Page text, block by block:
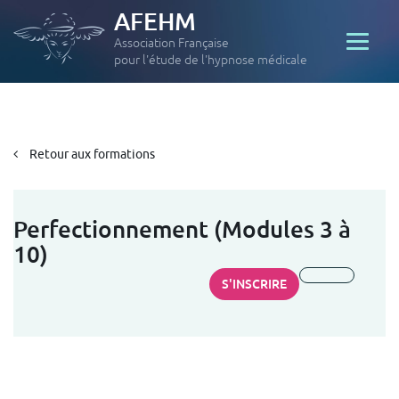
AFEHM
Association Française
pour l'étude de l'hypnose médicale
Retour aux formations
Perfectionnement (Modules 3 à
10)
S'INSCRIRE